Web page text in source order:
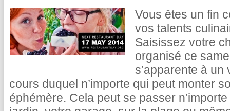
Vous êtes un fin
vos talents
Saisissez votre
organisé ce
s’apparente à
cours duquel n’importe qui peut monter
éphémère. Cela peut se passer